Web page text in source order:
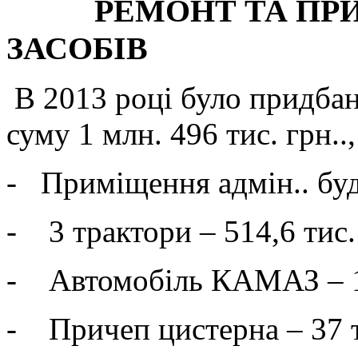
РЕМОНТ ТА
ЗАСОБІВ
В 2013 році було
суму 1 млн. 496 тис.
- Приміщення адмін..
- 3 трактори – 514,6
- Автомобіль КАМАЗ –
- Причеп цистерна – 37